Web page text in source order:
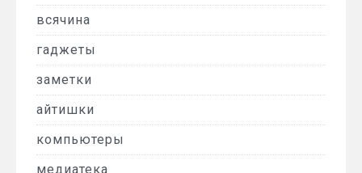
всячина
гаджеты
заметки
айтишки
компьютеры
медиатека